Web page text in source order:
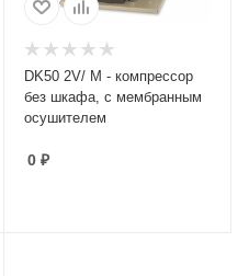
DK50 2V/ M - компрессор
без шкафа, с мембранным
осушителем
0₽